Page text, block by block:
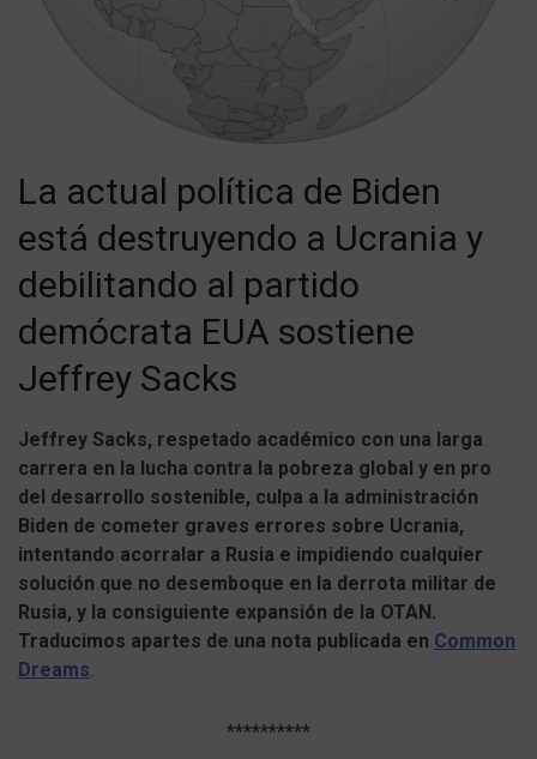
La actual política de Biden
está destruyendo a Ucrania y
debilitando al partido
demócrata EUA sostiene
Jeffrey Sacks
Jeffrey Sacks, respetado académico con una larga
carrera en la lucha contra la pobreza global y en pro
del desarrollo sostenible, culpa a la administración
Biden de cometer graves errores sobre Ucrania,
intentando acorralar a Rusia e impidiendo cualquier
solución que no desemboque en la derrota militar de
Rusia, y la consiguiente expansión de la OTAN.
Traducimos apartes de una nota publicada en Common
Dreams.
**********